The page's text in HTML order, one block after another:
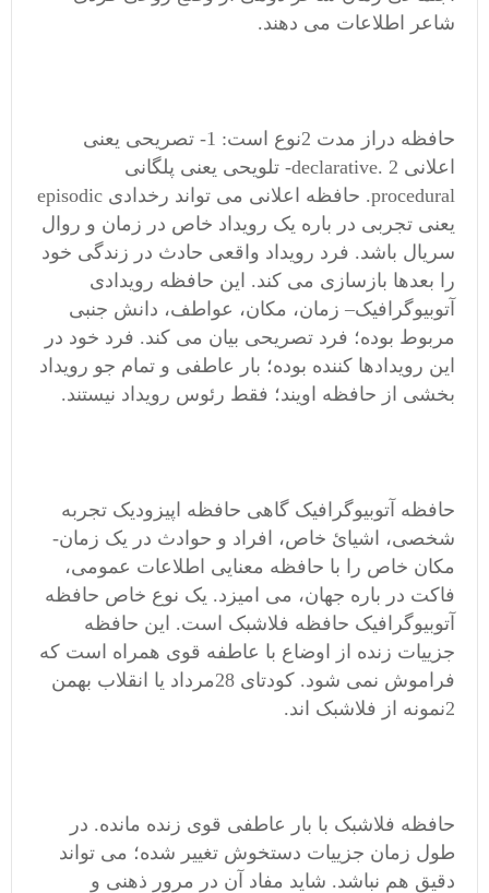
شاعر اطلاعات می دهند.
حافظه دراز مدت 2نوع است: 1- تصریحی یعنی
اعلانی declarative. 2- تلویحی یعنی پلگانی
procedural. حافظه اعلانی می تواند رخدادی episodic
یعنی تجربی در باره یک رویداد خاص در زمان و روال
سریال باشد. فرد رویداد واقعی حادث در زندگی خود
را بعدها بازسازی می کند. این حافظه رویدادی
آتوبیوگرافیک– زمان، مکان، عواطف، دانش جنبی
مربوط بوده؛ فرد تصریحی بیان می کند. فرد خود در
این رویدادها کننده بوده؛ بار عاطفی و تمام جو رویداد
بخشی از حافظه اویند؛ فقط رئوس رویداد نیستند.
حافظه آتوبیوگرافیک گاهی حافظه اپیزودیک تجربه
شخصی، اشیائ خاص، افراد و حوادث در یک زمان-
مکان خاص را با حافظه معنایی اطلاعات عمومی،
فاکت در باره جهان، می امیزد. یک نوع خاص حافظه
آتوبیوگرافیک حافظه فلاشبک است. این حافظه
جزییات زنده از اوضاع با عاطفه قوی همراه است که
فراموش نمی شود. کودتای 28مرداد یا انقلاب بهمن
2نمونه از فلاشبک اند.
حافظه فلاشبک با بار عاطفی قوی زنده مانده. در
طول زمان جزییات دستخوش تغییر شده؛ می تواند
دقیق هم نباشد. شاید مفاد آن در مرور ذهنی و